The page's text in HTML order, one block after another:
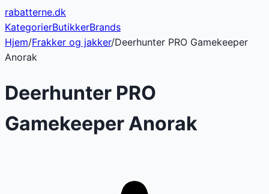
rabatterne.dk
KategorierButikkerBrands
Hjem/Frakker og jakker/Deerhunter PRO Gamekeeper
Anorak
Deerhunter PRO
Gamekeeper Anorak